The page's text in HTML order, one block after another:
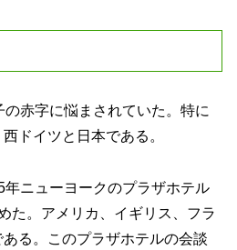
赤字に悩まされていた。特に
ドイツと日本である。
ニューヨークのプラザホテル
た。アメリカ、イギリス、フラ
る。このプラザホテルの会談